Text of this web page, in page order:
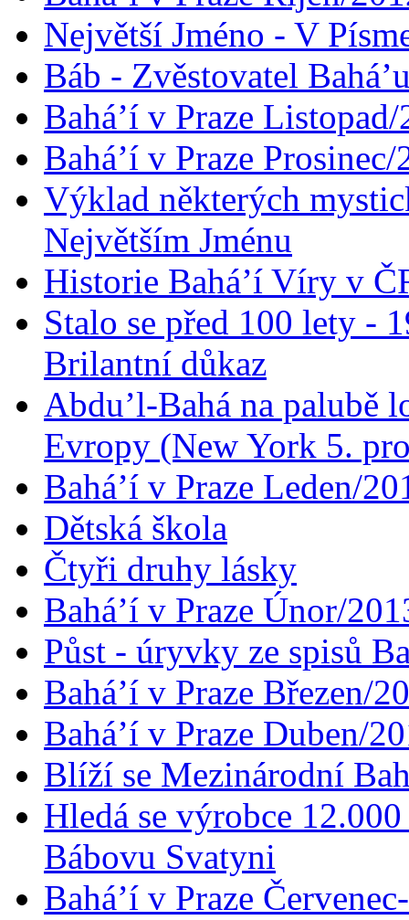
Největší Jméno - V
Báb - Zvěstovatel
Bahá’í v Praze
Bahá’í v Praze Prosinec/
Výklad některých
Největším Jménu
Historie Bahá’í Víry v
Stalo se před 100 lety -
Brilantní důkaz
Abdu’l-Bahá na palubě
Evropy (New York 5.
Bahá’í v Praze Leden/
Dětská škola
Čtyři druhy lásky
Bahá’í v Praze Únor/
Půst - úryvky ze spisů
Bahá’í v Praze Březen/
Bahá’í v Praze Duben/
Blíží se Mezinárodní
Hledá se výrobce
Bábovu Svatyni
Bahá’í v Praze